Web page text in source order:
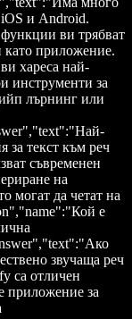
iOS и Android.
ви трябват
като приложение.
хареса най-
инструменти за
лърнинг или
за текст към реч
съвременен
на
могат да четат на
е
звучаща реч
са отличен
за